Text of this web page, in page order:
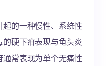
的一种慢性、系统性
硬下疳表现与龟头炎
常表现为单个无痛性